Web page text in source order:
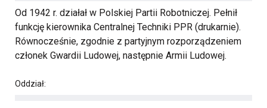
Od 1942 r. działał w Polskiej Partii Robotniczej. Pełnił
funkcję kierownika Centralnej Techniki PPR (drukarnie).
Równocześnie, zgodnie z partyjnym rozporządzeniem
członek Gwardii Ludowej, następnie Armii Ludowej.
Oddział: